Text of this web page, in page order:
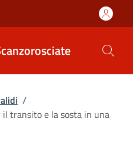
/
il transito e la sosta in una